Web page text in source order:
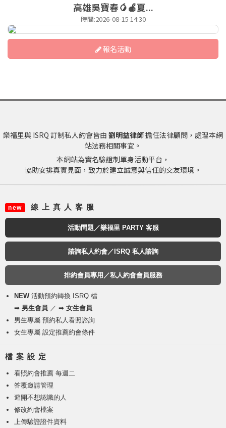
高雄吳寶春🥭🍎夏...
時間:2026-08-15 14:30
報名活動
樂福里與 ISRQ 訂制私人約會皆由 劉明益律師擔任法律顧問，處理本網
站法務相關事宜。
本網站為實名驗證制單身活動平台，
協助安排真實見面，致力於建立誠意與信任的交友環境。
new 線 上 真 人 客 服
活動問題／樂福里 PARTY 客服
諮詢私人約會／ISRQ 私人諮詢
排約會員專用／私人約會會員服務
NEW活動預約轉換 ISRQ 檔
➡ 男生會員 ／ ➡ 女生會員
男生專屬 預約私人看照諮詢
女生專屬 設定推薦約會條件
檔 案 設 定
看照約會推薦 每週二
答覆邀請管理
避開不想認識的人
修改約會檔案
上傳驗證證件資料